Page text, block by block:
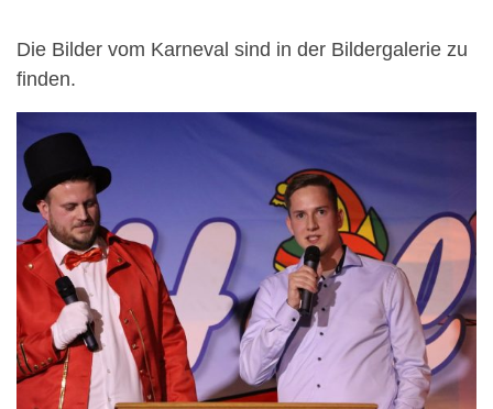
Die Bilder vom Karneval sind in der Bildergalerie zu
finden.